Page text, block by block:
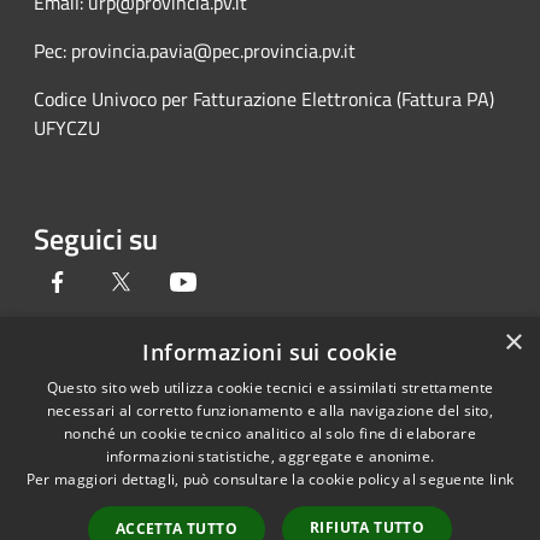
Pec: provincia.pavia@pec.provincia.pv.it
Codice Univoco per Fatturazione Elettronica (Fattura PA)
UFYCZU
Seguici su
Facebook Twitter
RSS
Accessibilità
Cookie
Mappa del sito
Copyright © 2026 • Provincia di
Pavia • Powered by
Municipium•Accesso
redazione
×
Informazioni sui cookie
Questo sito web utilizza cookie tecnici e assimilati strettamente
necessari al corretto funzionamento e alla navigazione del sito,
nonché un cookie tecnico analitico al solo fine di elaborare
informazioni statistiche, aggregate e anonime.
Per maggiori dettagli, può consultare la cookie policy al seguente link
ACCETTA TUTTO RIFIUTA TUTTO